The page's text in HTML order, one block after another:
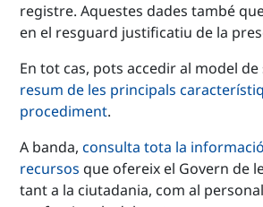
registre. Aquestes dades també
en el resguard justificatiu de la
En tot cas, pots accedir al model de
resum de les principals
procediment.
A banda,consulta tota la
recursos que ofereix el Govern de
tant a la ciutadania, com al